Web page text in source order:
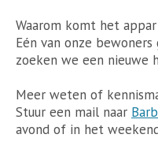
Waarom komt het
Eén van onze
zoeken we een nieuwe
Meer weten of
Stuur een mail naar
avond of in het